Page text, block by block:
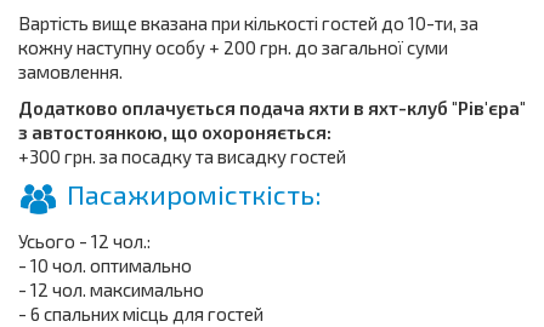
Вартість вище вказана при кількості гостей до 10-ти, за
кожну наступну особу + 200 грн. до загальної суми
замовлення.
Додатково оплачується подача яхти в яхт-клуб "Рів'єра"
з автостоянкою, що охороняється:
+300 грн. за посадку та висадку гостей
Пасажиромісткість:
Усього - 12 чол.:
- 10 чол. оптимально
- 12 чол. максимально
- 6 спальних місць для гостей